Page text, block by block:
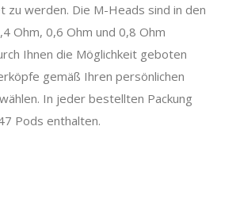
zu werden. Die M-Heads sind in den
Ohm, 0,6 Ohm und 0,8 Ohm
Ihnen die Möglichkeit geboten
gemäß Ihren persönlichen
In jeder bestellten Packung
Pods enthalten.